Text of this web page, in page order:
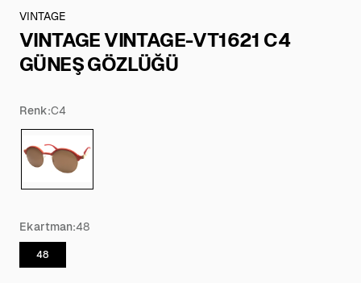
VINTAGE
VINTAGE VINTAGE-VT1621 C4
GÜNEŞ GÖZLÜĞÜ
Renk:C4
Ekartman:48
48